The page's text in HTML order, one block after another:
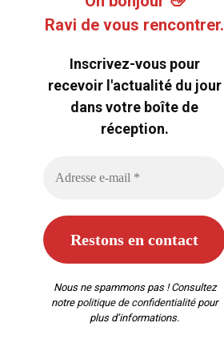
Ravi de vous rencontrer.
Inscrivez-vous pour
recevoir l'actualité du jour
dans votre boîte de
réception.
Nous ne spammons pas ! Consultez
notre politique de confidentialitépour
plus d’informations.